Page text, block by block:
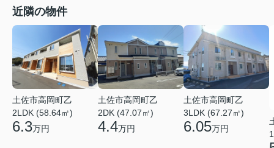
近隣の物件
土佐市高岡町乙
2LDK (58.64㎡)
6.3万円
土佐市高岡町乙
2DK (47.07㎡)
4.4万円
土佐市高岡町乙
3LDK (67.27㎡)
6.05万円